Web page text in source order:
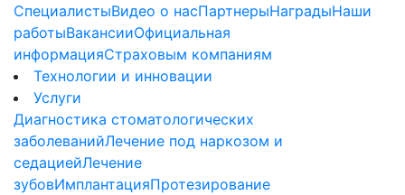
СпециалистыВидео о насПартнерыНаградыНаши
работыВакансииОфициальная
информацияСтраховым компаниям
Технологии и инновации
Услуги
Диагностика стоматологических
заболеванийЛечение под наркозом и
седациейЛечение
зубовИмплантацияПротезирование